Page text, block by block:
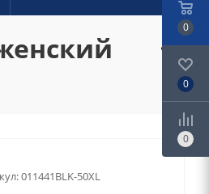
011441BLK-50XL
0
0
0